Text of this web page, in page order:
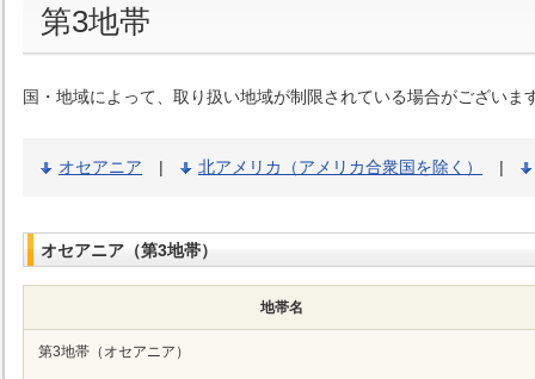
第3地帯
国・地域によって、取り扱い地域が制限されている場合がございま
オセアニア | 北アメリカ（アメリカ合衆国を除く） |
オセアニア（第3地帯）
地帯名
第3地帯（オセアニア）